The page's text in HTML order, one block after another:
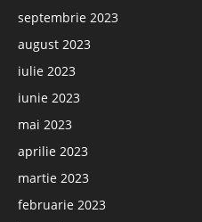
septembrie 2023
august 2023
iulie 2023
iunie 2023
mai 2023
aprilie 2023
martie 2023
februarie 2023